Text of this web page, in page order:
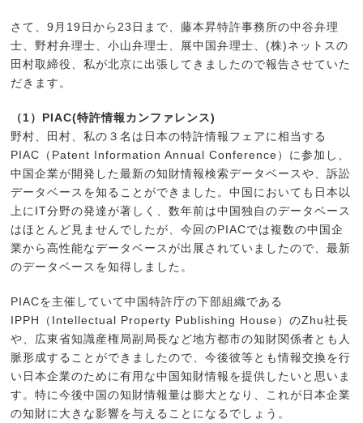
さて、9月19日から23日まで、藤本昇特許事務所の中谷弁理
士、野村弁理士、小山弁理士、展中国弁理士、(株)ネットスの
田村取締役、私が北京に出張してきましたので報告させていた
だきます。
（1）PIAC(特許情報カンファレンス)
野村、田村、私の３名は日本の特許情報フェアに相当する
PIAC（Patent Information Annual Conference）に参加し、
中国企業が開発した最新の知財情報検索データベースや、訴訟
データベースを知ることができました。中国においても日本以
上にIT分野の発達が著しく、数年前は中国独自のデータベース
はほとんど見ませんでしたが、今回のPIACでは複数の中国企
業から高性能なデータベースが出展されていましたので、最新
のデータベースを知得しました。
PIACを主催していて中国特許庁の下部組織である
IPPH（Intellectual Property Publishing House）のZhu社長
や、広東省知識産権局副局長など地方都市の知財関係者とも人
脈形成することができましたので、今後彼等とも情報交換を行
い日本企業のために有用な中国知財情報を提供したいと思いま
す。特に今後中国の知財情報量は膨大となり、これが日本企業
の知財に大きな影響を与えることになるでしょう。